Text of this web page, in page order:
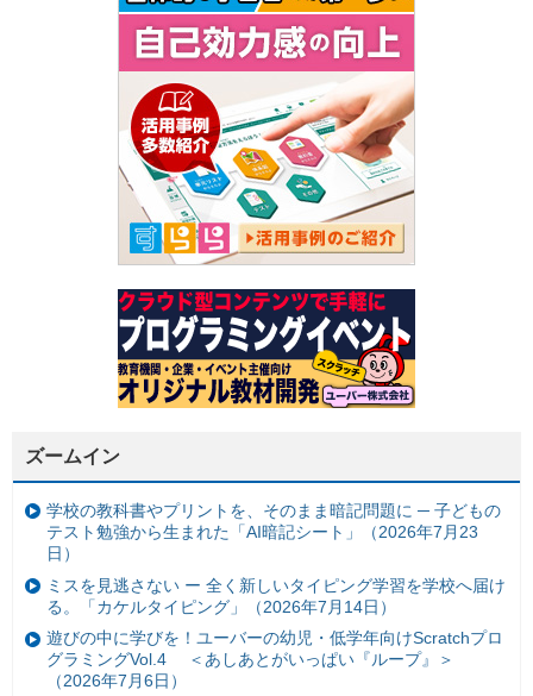
ズームイン
学校の教科書やプリントを、そのまま暗記問題に ─ 子どもの
テスト勉強から生まれた「AI暗記シート」（2026年7月23
日）
ミスを見逃さない ー 全く新しいタイピング学習を学校へ届け
る。「カケルタイピング」（2026年7月14日）
遊びの中に学びを！ユーバーの幼児・低学年向けScratchプロ
グラミングVol.4 ＜あしあとがいっぱい『ループ』＞
（2026年7月6日）